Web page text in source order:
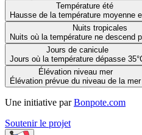
Température été
Hausse de la température moyenne
Nuits tropicales
Nuits où la température ne descend
Jours de canicule
Jours où la température dépasse
Élévation niveau mer
Élévation prévue du niveau de la mer
Une initiative par Bonpote.com
Soutenir le projet